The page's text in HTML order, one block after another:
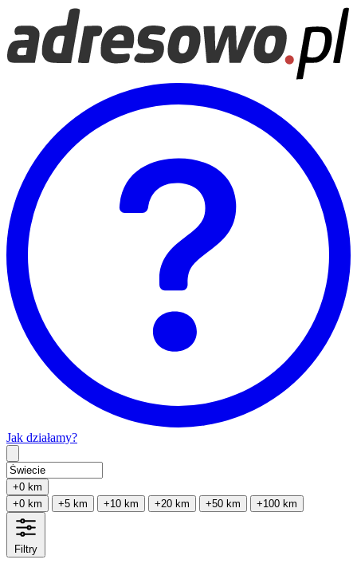
Jak działamy?
+0 km
+0 km
+5 km +10 km +20 km +50 km +100 km
Filtry